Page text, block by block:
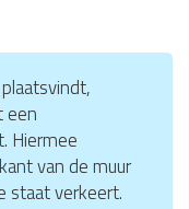
een
Hiermee
van de muur
staat verkeert.